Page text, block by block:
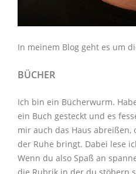
In meinem Blog geht es um
BÜCHER
Ich bin ein Bücherwurm.
ein Buch gesteckt und es
mir auch das Haus abreißen,
der Ruhe bringt. Dabei lese
Wenn du also Spaß an